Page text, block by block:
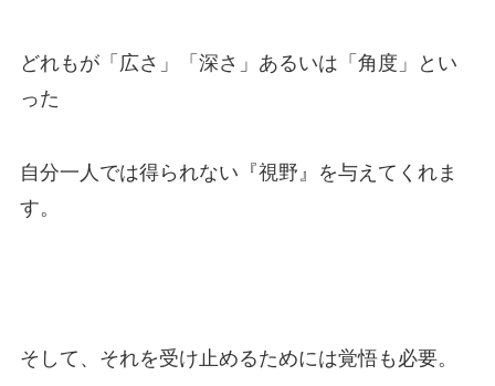
どれもが「広さ」「深さ」あるいは「角度」とい
った
自分一人では得られない『視野』を与えてくれま
す。
そして、それを受け止めるためには覚悟も必要。